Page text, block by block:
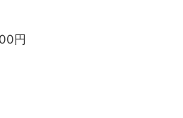
円